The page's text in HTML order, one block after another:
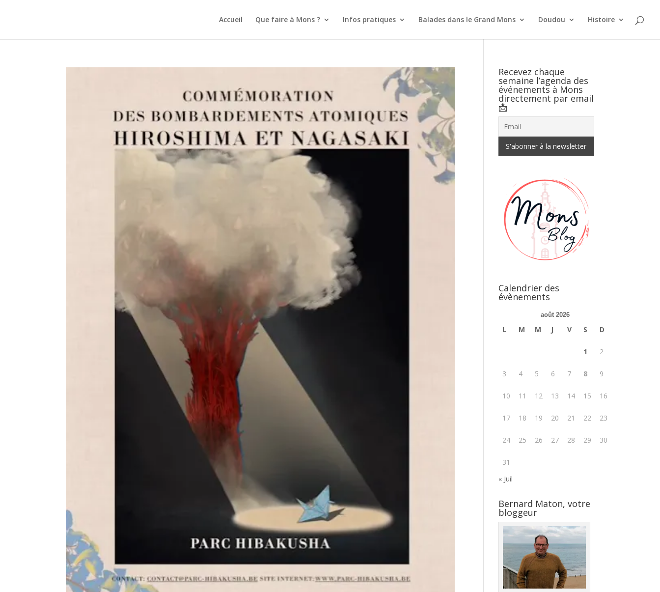
Accueil Que faire à Mons ? Infos pratiques Balades dans le Grand Mons Doudou Histoire
Recevez chaque
semaine l’agenda des
événements à Mons
directement par email
📩
Calendrier des
évènements
août 2026
L M M J V S D
1 2
3 4 5 6 7 8 9
10 11 12 13 14 15 16
17 18 19 20 21 22 23
24 25 26 27 28 29 30
31
« Juil
Bernard Maton, votre
bloggeur